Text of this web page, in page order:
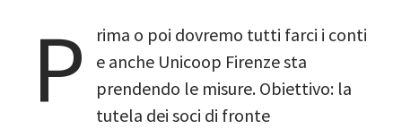
P
rima o poi dovremo tutti farci i conti
e anche Unicoop Firenze sta
prendendo le misure. Obiettivo: la
tutela dei soci di fronte